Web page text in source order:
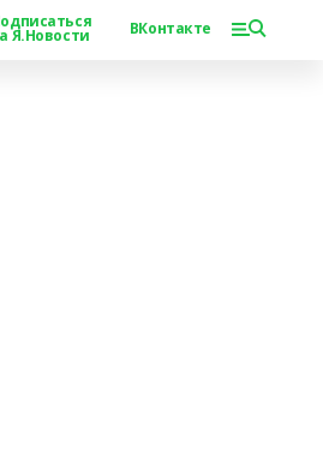
Я.Новости ВКонтакте